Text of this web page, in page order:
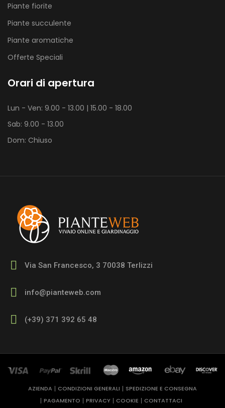
Piante fiorite
Piante succulente
Piante aromatiche
Offerte Speciali
Orari di apertura
Lun - Ven: 9.00 - 13.00 | 15.00 - 18.00
Sab: 9.00 - 13.00
Dom: Chiuso
Via San Francesco, 3 70038 Terlizzi
info@pianteweb.com
(+39) 371 392 65 48
AZIENDA CONDIZIONI GENERALI
SPEDIZIONE E CONSEGNA
PAGAMENTO
PRIVACY COOKIE CONTATTACI